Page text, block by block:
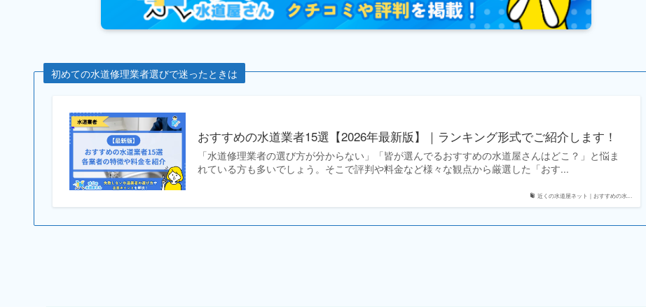
初めての水道修理業者選びで迷ったときは
近くの水道屋ネット｜おすすめの水...
おすすめの水道業者15選【2026年最新版】｜ランキング形式でご紹介します！
「水道修理業者の選び方が分からない」「皆が選んでるおすすめの水道屋さんはどこ？」と悩ま
れている方も多いでしょう。そこで評判や料金など様々な観点から厳選した「おす...